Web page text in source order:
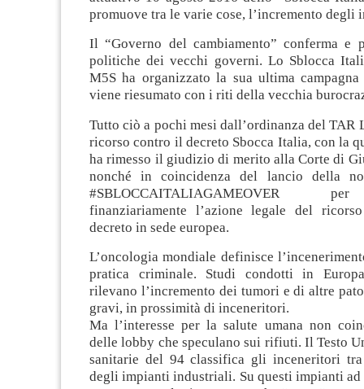
promuove tra le varie cose, l’incremento degli
Il “Governo del cambiamento” conferma e
politiche dei vecchi governi. Lo Sblocca
M5S ha organizzato la sua ultima
viene riesumato con i riti della vecchia
Tutto ciò a pochi mesi dall’ordinanza del TAR
ricorso contro il decreto Sbocca Italia, con la
ha rimesso il giudizio di merito alla Corte di
nonché in coincidenza del lancio della
#SBLOCCAITALIAGAMEOVER
finanziariamente l’azione legale del
decreto in sede europea.
L’oncologia mondiale definisce
pratica criminale. Studi condotti in
rilevano l’incremento dei tumori e di altre
gravi, in prossimità di inceneritori.
Ma l’interesse per la salute umana non
delle lobby che speculano sui rifiuti. Il Testo
sanitarie del 94 classifica gli inceneritori
degli impianti industriali. Su questi impianti ad